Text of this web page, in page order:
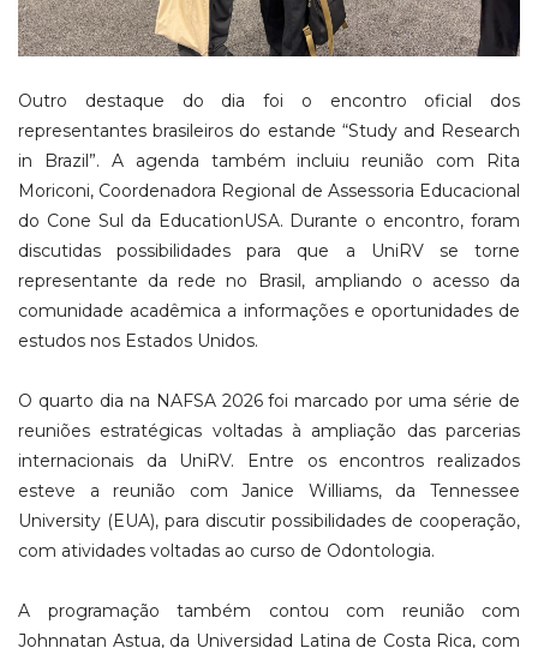
Outro destaque do dia foi o encontro oficial dos
representantes brasileiros do estande “Study and Research
in Brazil”. A agenda também incluiu reunião com Rita
Moriconi, Coordenadora Regional de Assessoria Educacional
do Cone Sul da EducationUSA. Durante o encontro, foram
discutidas possibilidades para que a UniRV se torne
representante da rede no Brasil, ampliando o acesso da
comunidade acadêmica a informações e oportunidades de
estudos nos Estados Unidos.
O quarto dia na NAFSA 2026 foi marcado por uma série de
reuniões estratégicas voltadas à ampliação das parcerias
internacionais da UniRV. Entre os encontros realizados
esteve a reunião com Janice Williams, da Tennessee
University (EUA), para discutir possibilidades de cooperação,
com atividades voltadas ao curso de Odontologia.
A programação também contou com reunião com
Johnnatan Astua, da Universidad Latina de Costa Rica, com